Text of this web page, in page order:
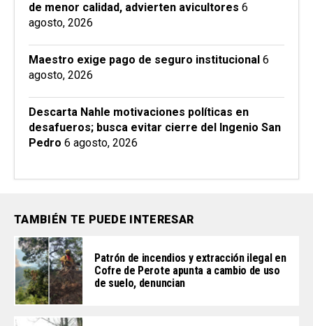
de menor calidad, advierten avicultores 6
agosto, 2026
Maestro exige pago de seguro institucional 6
agosto, 2026
Descarta Nahle motivaciones políticas en
desafueros; busca evitar cierre del Ingenio San
Pedro 6 agosto, 2026
TAMBIÉN TE PUEDE INTERESAR
Patrón de incendios y extracción ilegal en
Cofre de Perote apunta a cambio de uso
de suelo, denuncian